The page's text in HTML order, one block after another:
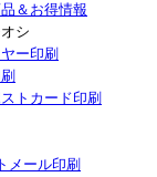
＆お得情報
シ
ー印刷
トカード印刷
メール印刷